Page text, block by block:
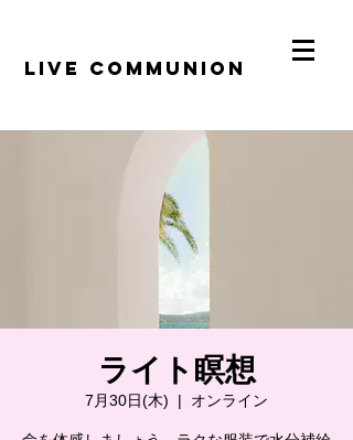
​LiVE COMMUNION
ライト瞑想
7月30日(木)
  |
オンライン